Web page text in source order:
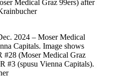
Medical Graz 99ers) after
2024 – Moser Medical
Capitals. Image shows
(Moser Medical Graz
#3 (spusu Vienna Capitals).